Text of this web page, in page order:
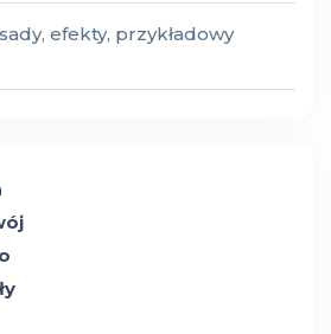
efekty, przykładowy